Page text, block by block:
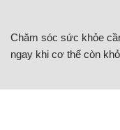
Chăm sóc sức khỏe
ngay khi cơ thể còn